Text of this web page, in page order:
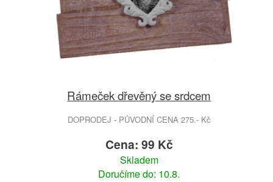
Rámeček dřevěný se srdcem
DOPRODEJ - PŮVODNÍ CENA 275.- Kč
Cena: 99 Kč
Skladem
Doručíme do: 10.8.